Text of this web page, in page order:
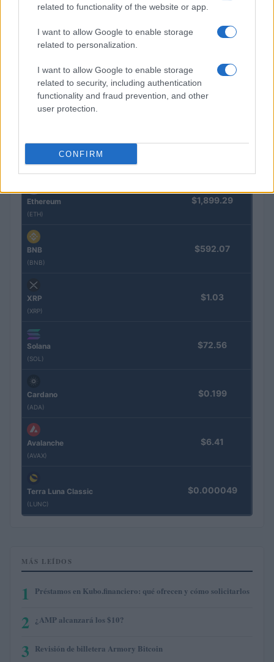
related to functionality of the website or app.
I want to allow Google to enable storage
related to personalization.
I want to allow Google to enable storage
related to security, including authentication
functionality and fraud prevention, and other
user protection.
CONFIRM
Cómo los delincuentes están explotando los cambios en la
Diego Martín · 6 Ago 2026
COTIZACIONES CRYPTO
Nombre
(BTC)
Ethereum
(ETH)
$1,899.29
BNB
(BNB)
$592.07
XRP
(XRP)
$1.03
Solana
(SOL)
$72.56
Cardano
(ADA)
$0.199
Avalanche
(AVAX)
$6.41
Terra Luna Classic
(LUNC)
$0.000049
MÁS LEÍDOS
1 Préstamos en Kubo.financiero: qué ofrecen y cómo solicitarlos
2 ¿AMP alcanzará los $10?
3 Revisión de billetera Armory Bitcoin